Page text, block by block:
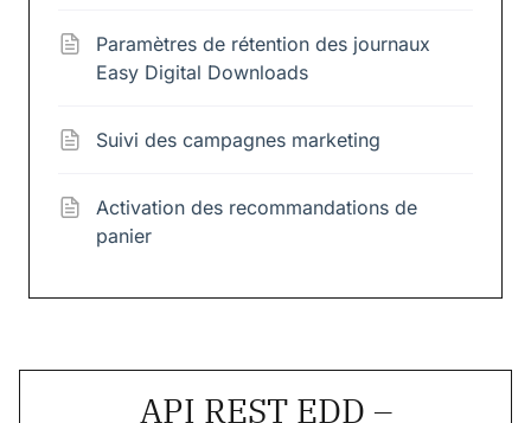
Paramètres de rétention des journaux
Easy Digital Downloads
Suivi des campagnes marketing
Activation des recommandations de
panier
API REST EDD –